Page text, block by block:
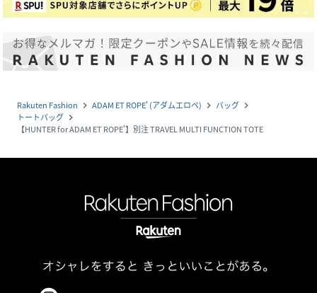
Rakuten Fashion navigate_next ADAM ET ROPE' (アダムエロペ) navigate_next バッグ navigate_next
トートバッグ navigate_next
【HUNTER for ADAM ET ROPE'】別注 TRAVEL MULTI FUNCTION TOTE